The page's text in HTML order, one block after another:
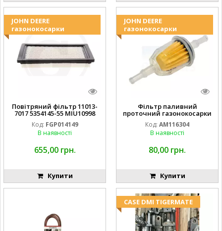
JOHN DEERE
газонокосарки
Повітряний фільтр 11013-
7017 5354145-55 MIU10998
FGP014149
Код: FGP014149
В наявності
655,00 грн.
Купити
JOHN DEERE
газонокосарки
Фільтр паливний
проточний газонокосарки
JOHN DEERE AM116304
GY20709
Код: AM116304
В наявності
80,00 грн.
Купити
CASE DMI TIGERMATE